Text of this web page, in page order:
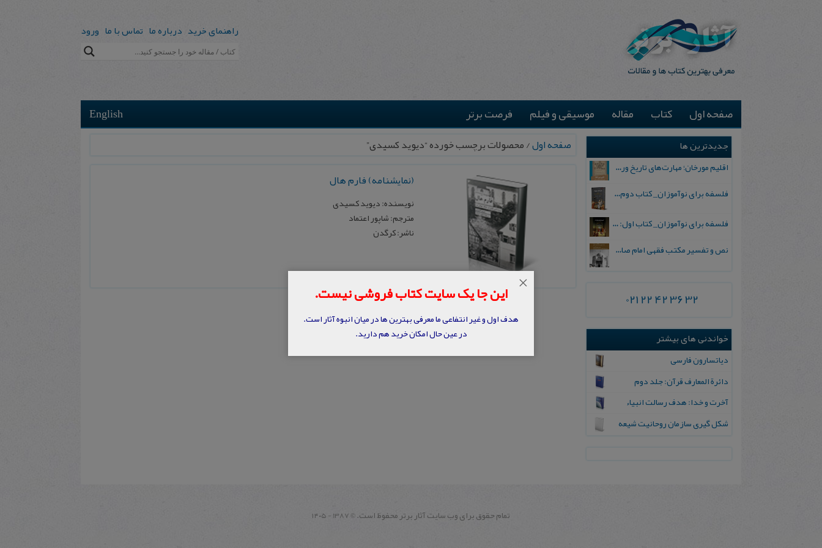
راهنمای خرید درباره ما تماس با ما ورود
English صفحه اول کتاب مقاله موسیقی و فیلم فرصت برتر
صفحه اول/ محصولات برچسب خورده “دیوید کسیدی”
(نمایشنامه) فارم هال
نویسنده: دیوید کسیدی
مترجم: شاپور اعتماد
ناشر: کرگدن
جدیدترین ها
اقلیم مورخان؛ مهارت‌های تاریخ ورزی علمی
فلسفه برای نوآموزان_ کتاب دوم: پرسش درباره واقعیت و معرفت
فلسفه برای نوآموزان_ کتاب اول: تردید در باورهای رایج
نص و تفسیر مکتب فقهی امام صادق علیه السلام
021 22 42 36 32
خواندنی های بیشتر
دیاتسارون فارسی
دائرة المعارف قرآن: جلد دوم
آخرت و خدا: هدف رسالت انبیاء
ش‍ک‍ل‌ گ‍ی‍ری‌ س‍ازم‍ان‌ روح‍ان‍ی‍ت‌ ش‍ی‍ع‍ه‌
این جا یک سایت کتاب فروشی نیست.
هدف اول و غیر انتفاعی ما معرفی بهترین ها در میان انبوه آثار است.
در عین حال امکان خرید هم دارید.
×
تمام حقوق برای وب سايت آثار برتر محفوظ است. ©